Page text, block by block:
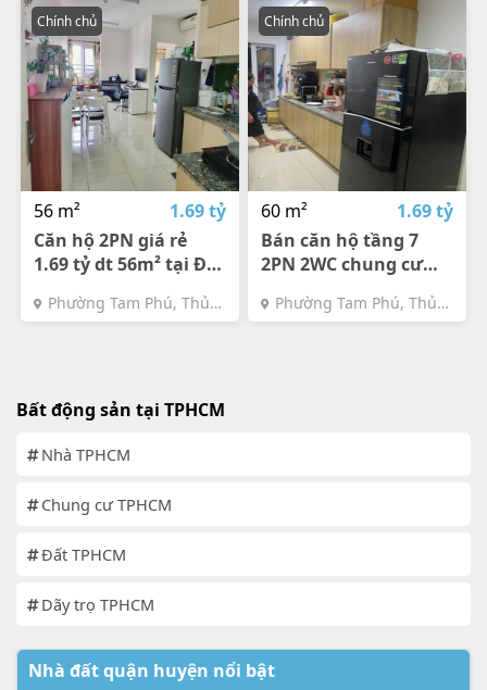
Chính chủ
56 m²
1.69 tỷ
Căn hộ 2PN giá rẻ
1.69 tỷ dt 56m² tại Đạt
Đức
Phường Tam Phú, Thủ
Đức, TPHCM
Chính chủ
60 m²
1.69 tỷ
Bán căn hộ tầng 7
2PN 2WC chung cư
Thủ Đức chính chủ
Phường Tam Phú, Thủ
Đức, TPHCM
Bất động sản tại TPHCM
Nhà TPHCM
Chung cư TPHCM
Đất TPHCM
Dãy trọ TPHCM
Nhà đất quận huyện nổi bật